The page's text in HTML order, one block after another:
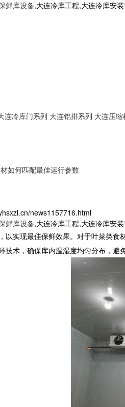
鲜库设备,大连冷库工程,大连冷库安
连冷库门系列 大连铝排系列 大连压
如何匹配最佳运行参数
news1157716.html
鲜库设备,大连冷库工程,大连冷库安
以实现最佳保鲜效果。对于叶菜类
术，确保库内温湿度均匀分布，避